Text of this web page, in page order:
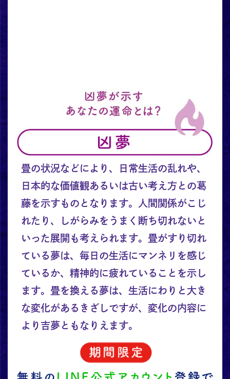
畳の状況などにより、日常生活の乱れや、
日本的な価値観あるいは古い考え方との葛
藤を示すものとなります。人間関係がこじ
れたり、しがらみをうまく断ち切れないと
いった展開も考えられます。畳がすり切れ
ている夢は、毎日の生活にマンネリを感じ
ているか、精神的に疲れていることを示し
ます。畳を換える夢は、生活にわりと大き
な変化があるきざしですが、変化の内容に
より吉夢ともなりえます。